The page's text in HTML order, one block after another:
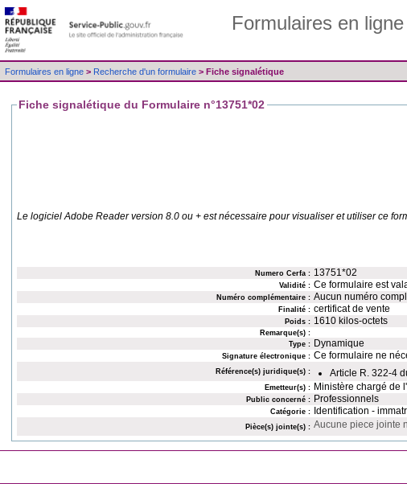
Formulaires en ligne
Formulaires en ligne > Recherche d'un formulaire > Fiche signalétique
Fiche signalétique du Formulaire n°13751*02
Le logiciel Adobe Reader version 8.0 ou + est nécessaire pour visualiser et utiliser ce
Numero Cerfa : 13751*02
Validité :
Numéro complémentaire : Aucun numéro
Finalité : certificat de vente
Poids : 1610 kilos-octets
Remarque(s) :
Type : Dynamique
Signature électronique : Ce formulaire ne
Référence(s) juridique(s) : Article R. 322-4
Emetteur(s) : Ministère chargé de
Public concerné : Professionnels
Catégorie : Identification -
Pièce(s) jointe(s) : Aucune piece jointe